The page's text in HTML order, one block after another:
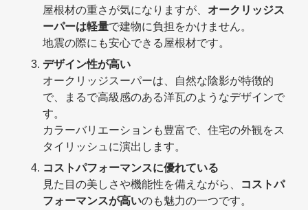
屋根材の重さが気になりますが、 オークリッジス
ーパーは軽量で建物に負担をかけません。
地震の際にも安心できる屋根材です。
デザイン性が高い
オークリッジスーパーは、自然な陰影が特徴的
で、まるで高級感のある洋瓦のようなデザインで
す。
カラーバリエーションも豊富で、住宅の外観をス
タイリッシュに演出します。
コストパフォーマンスに優れている
見た目の美しさや機能性を備えながら、 コストパ
フォーマンスが高いのも魅力の一つです。